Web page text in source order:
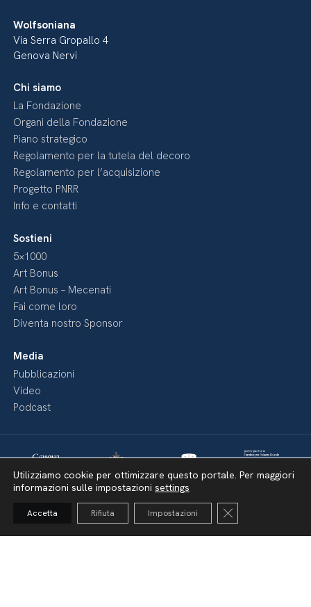
Wolfsoniana
Via Serra Gropallo 4
Genova Nervi
Chi siamo
La Fondazione
Organi della Fondazione
Piano strategico
Regolamento per la tutela del decoro
Regolamento per l’acquisizione
Progetto PNRR
Info e contatti
Sostieni
5×1000
Art Bonus
Art Bonus – Mecenati
Fai come loro
Diventa nostro Sponsor
Media
Pubblicazioni
Video
Podcast
Utilizziamo cookie per ottimizzare questo portale. Per maggiori
informazioni sulle impostazioni settings
Accetta Rifiuta Impostazioni Close GDPR